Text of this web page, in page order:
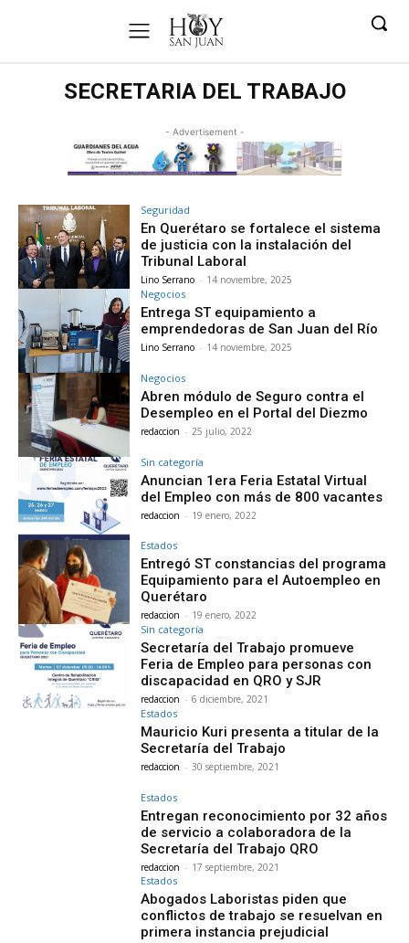
SECRETARIA DEL TRABAJO
- Advertisement -
Seguridad
En Querétaro se fortalece el sistema
de justicia con la instalación del
Tribunal Laboral
Lino Serrano - 14 noviembre, 2025
Negocios
Entrega ST equipamiento a
emprendedoras de San Juan del Río
Lino Serrano - 14 noviembre, 2025
Negocios
Abren módulo de Seguro contra el
Desempleo en el Portal del Diezmo
redaccion - 25 julio, 2022
Sin categoría
Anuncian 1era Feria Estatal Virtual
del Empleo con más de 800 vacantes
redaccion - 19 enero, 2022
Estados
Entregó ST constancias del programa
Equipamiento para el Autoempleo en
Querétaro
redaccion - 19 enero, 2022
Sin categoría
Secretaría del Trabajo promueve
Feria de Empleo para personas con
discapacidad en QRO y SJR
redaccion - 6 diciembre, 2021
Estados
Mauricio Kuri presenta a titular de la
Secretaría del Trabajo
redaccion - 30 septiembre, 2021
Estados
Entregan reconocimiento por 32 años
de servicio a colaboradora de la
Secretaría del Trabajo QRO
redaccion - 17 septiembre, 2021
Estados
Abogados Laboristas piden que
conflictos de trabajo se resuelvan en
primera instancia prejudicial